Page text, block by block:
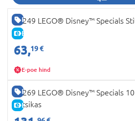
HEA HIND
E-HIND
43249 LEGO® Disney™ Specials
63,19 €
E-poe hind
HEA HIND
E-HIND
43269 LEGO® Disney™ Specials
kutsikas